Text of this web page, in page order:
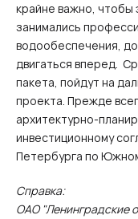
крайне важно, чтобы
занимались
водообеспечения,
двигаться вперед.
пакета, пойдут на
проекта. Прежде
архитектурно-
инвестиционному
Петербурга по
Справка:
ОАО "Ленинградские